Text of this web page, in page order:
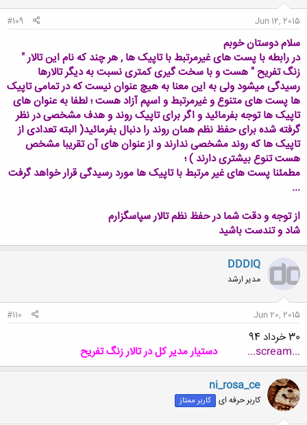
Jun 12, 2015
#109
سلام دوستان خوبم
در رابطه با پست های غیرمرتبط با تاپیک ها , هر چند که نام این تالار "
زنگ تفریح " هست و با سخت گیری کمتری نسبت به دیگر تالارها
رسیدگی میشود ولی به این معنا به هیچ عنوان نیست که در تمامی تاپیک
ها پست های متنوع و غیرمرتبط و اسپم آزاد هست ؛ لطفا به عنوان های
تاپیک ها توجه بفرمائید و اگر برای تاپیک روند و هدف مشخصی در نظر
گرفته شده برای حفظ نظم همان روند را دنبال بفرمائید( البته تعدادی از
تاپیک ها که روند مشخصی ندارند و از عنوان های آن تقریبا مشخص
هست تنوع بیشتری دارند ) ؛
مطمئنا پست های غیر مرتبط با تاپیک ها مورد رسیدگی قرار خواهد گرفت
...
از توجه و دقت شما در حفظ نظم تالار سپاسگزارم
شاد و تندست باشید
DDDIQ
مدیر ارشد
Jun 20, 2015
#110
30 خرداد 94
...scream...
........دستیار مدیر کل در تالار زنگ تفریح
ni_rosa_ce
کاربر حرفه ای کاربر ممتاز